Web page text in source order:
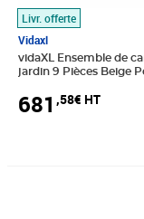
Livr. offerte
Vidaxl
vidaXL Ensemble de
jardin 9 Pièces Beige
681 ,58€ HT